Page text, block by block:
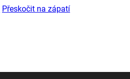
Přeskočit na zápatí